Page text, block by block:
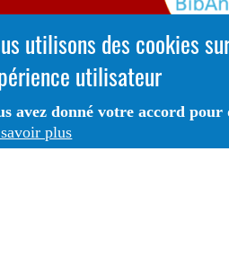
utilisons des cookies
utilisateur
avez donné votre accord
plus